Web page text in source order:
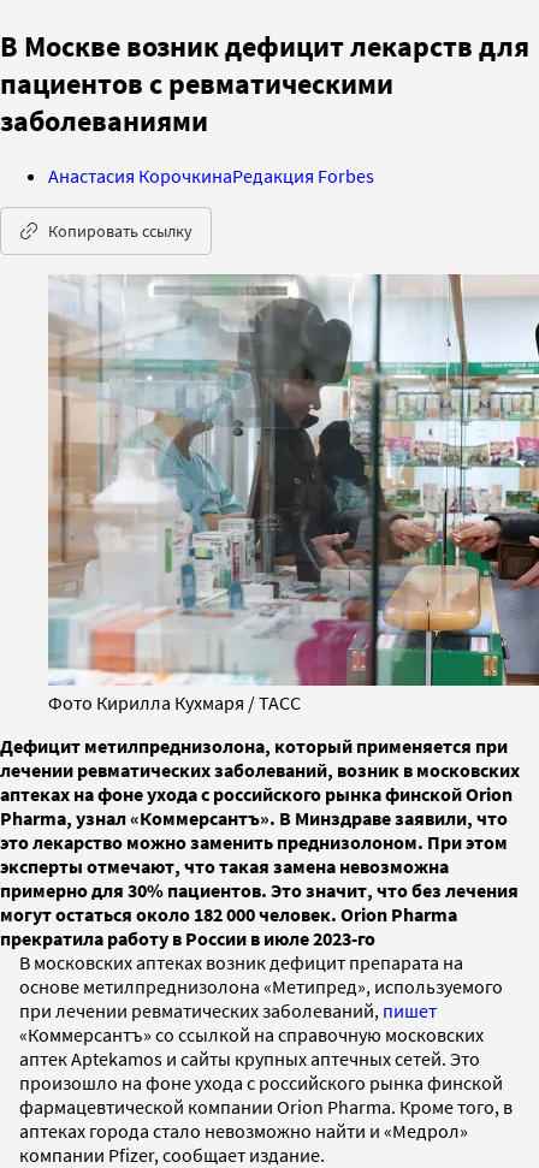
В Москве возник дефицит лекарств для
пациентов с ревматическими
заболеваниями
Анастасия КорочкинаРедакция Forbes
Копировать ссылку
Фото Кирилла Кухмаря / ТАСС
Дефицит метилпреднизолона, который применяется при
лечении ревматических заболеваний, возник в московских
аптеках на фоне ухода с российского рынка финской Orion
Pharma, узнал «Коммерсантъ». В Минздраве заявили, что
это лекарство можно заменить преднизолоном. При этом
эксперты отмечают, что такая замена невозможна
примерно для 30% пациентов. Это значит, что без лечения
могут остаться около 182 000 человек. Orion Pharma
прекратила работу в России в июле 2023-го
В московских аптеках возник дефицит препарата на
основе метилпреднизолона «Метипред», используемого
при лечении ревматических заболеваний, пишет
«Коммерсантъ» со ссылкой на справочную московских
аптек Aptekamos и сайты крупных аптечных сетей. Это
произошло на фоне ухода с российского рынка финской
фармацевтической компании Orion Pharma. Кроме того, в
аптеках города стало невозможно найти и «Медрол»
компании Pfizer, сообщает издание.